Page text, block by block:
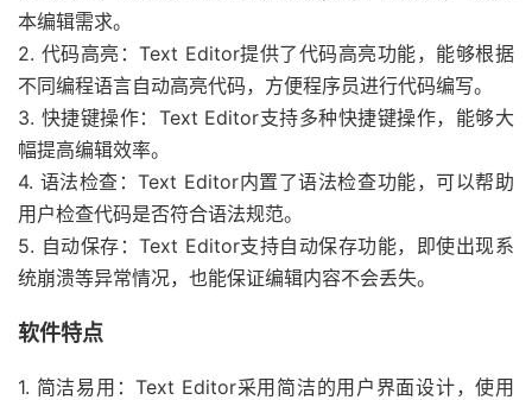
本编辑需求。
2. 代码高亮：Text Editor提供了代码高亮功能，能够根据
不同编程语言自动高亮代码，方便程序员进行代码编写。
3. 快捷键操作：Text Editor支持多种快捷键操作，能够大
幅提高编辑效率。
4. 语法检查：Text Editor内置了语法检查功能，可以帮助
用户检查代码是否符合语法规范。
5. 自动保存：Text Editor支持自动保存功能，即使出现系
统崩溃等异常情况，也能保证编辑内容不会丢失。
软件特点
1. 简洁易用：Text Editor采用简洁的用户界面设计，使用